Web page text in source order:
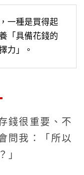
一種是買得起
「具備花錢的
力」。
錢很重要、不
問我：「所以
」